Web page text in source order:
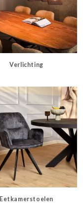
Verlichting
Eetkamerstoelen